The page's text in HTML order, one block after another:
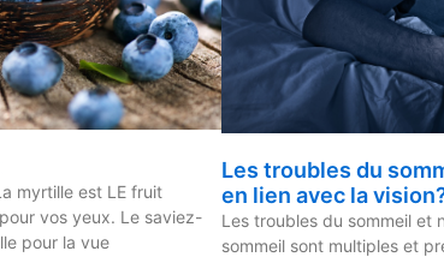
myrtille est LE fruit
vos yeux. Le saviez-
pour la vue
Les troubles du
en lien avec la
Les troubles du sommeil et
sommeil sont multiples et